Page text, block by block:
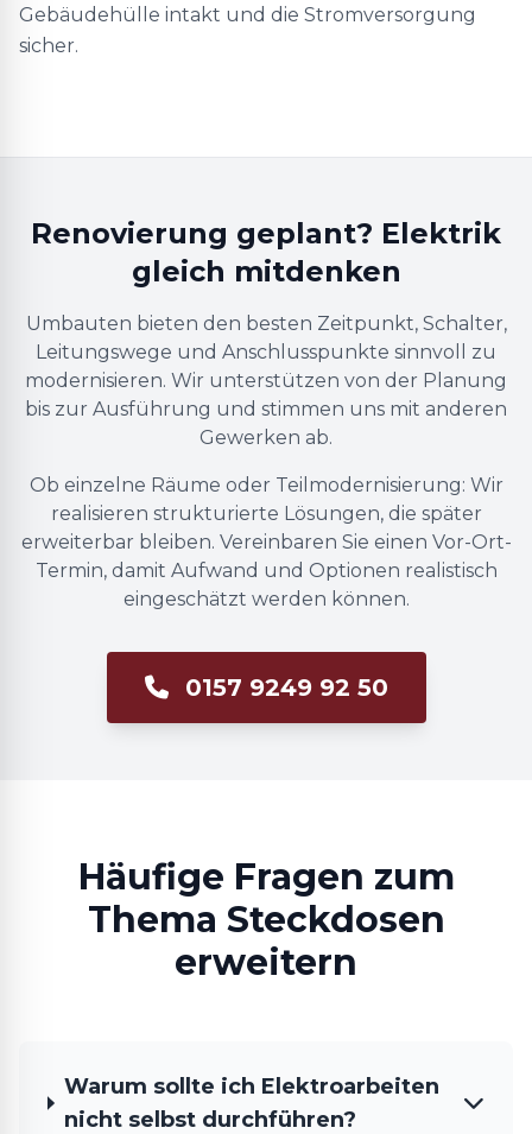
Gebäudehülle intakt und die Stromversorgung
sicher.
Renovierung geplant? Elektrik
gleich mitdenken
Umbauten bieten den besten Zeitpunkt, Schalter,
Leitungswege und Anschlusspunkte sinnvoll zu
modernisieren. Wir unterstützen von der Planung
bis zur Ausführung und stimmen uns mit anderen
Gewerken ab.
Ob einzelne Räume oder Teilmodernisierung: Wir
realisieren strukturierte Lösungen, die später
erweiterbar bleiben. Vereinbaren Sie einen Vor-Ort-
Termin, damit Aufwand und Optionen realistisch
eingeschätzt werden können.
0157 9249 92 50
Häufige Fragen zum
Thema Steckdosen
erweitern
Warum sollte ich Elektroarbeiten
nicht selbst durchführen?